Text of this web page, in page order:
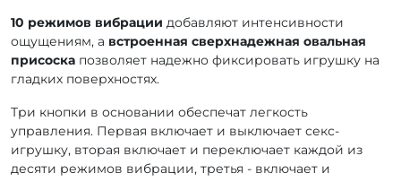
10 режимов вибрации добавляют интенсивности
ощущениям, а встроенная сверхнадежная овальная
присоска позволяет надежно фиксировать игрушку на
гладких поверхностях.
Три кнопки в основании обеспечат легкость
управления. Первая включает и выключает секс-
игрушку, вторая включает и переключает каждой из
десяти режимов вибрации, третья - включает и